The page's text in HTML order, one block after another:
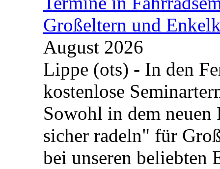
Großeltern und
August 2026
Lippe (ots) - In den
kostenlose
Sowohl in dem neuen
sicher radeln" für
bei unseren beliebten